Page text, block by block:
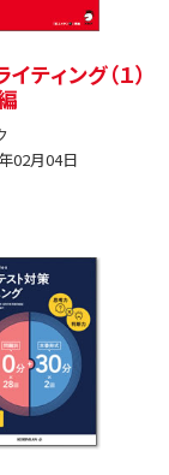
ティング（１）
02月04日